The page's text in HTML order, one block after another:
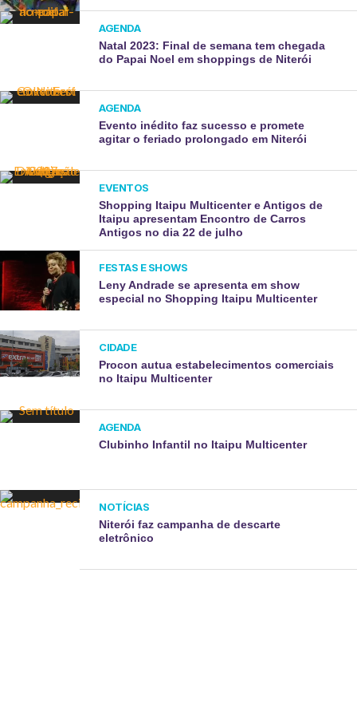
AGENDA
Natal 2023: Final de semana tem chegada
do Papai Noel em shoppings de Niterói
AGENDA
Evento inédito faz sucesso e promete
agitar o feriado prolongado em Niterói
EVENTOS
Shopping Itaipu Multicenter e Antigos de
Itaipu apresentam Encontro de Carros
Antigos no dia 22 de julho
FESTAS E SHOWS
Leny Andrade se apresenta em show
especial no Shopping Itaipu Multicenter
CIDADE
Procon autua estabelecimentos comerciais
no Itaipu Multicenter
AGENDA
Clubinho Infantil no Itaipu Multicenter
NOTÍCIAS
Niterói faz campanha de descarte
eletrônico